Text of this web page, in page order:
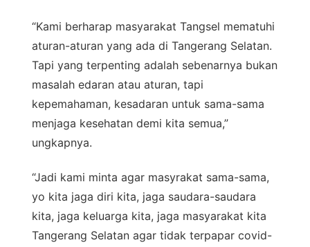
“Kami berharap masyarakat Tangsel mematuhi
aturan-aturan yang ada di Tangerang Selatan.
Tapi yang terpenting adalah sebenarnya bukan
masalah edaran atau aturan, tapi
kepemahaman, kesadaran untuk sama-sama
menjaga kesehatan demi kita semua,”
ungkapnya.
“Jadi kami minta agar masyrakat sama-sama,
yo kita jaga diri kita, jaga saudara-saudara
kita, jaga keluarga kita, jaga masyarakat kita
Tangerang Selatan agar tidak terpapar covid-